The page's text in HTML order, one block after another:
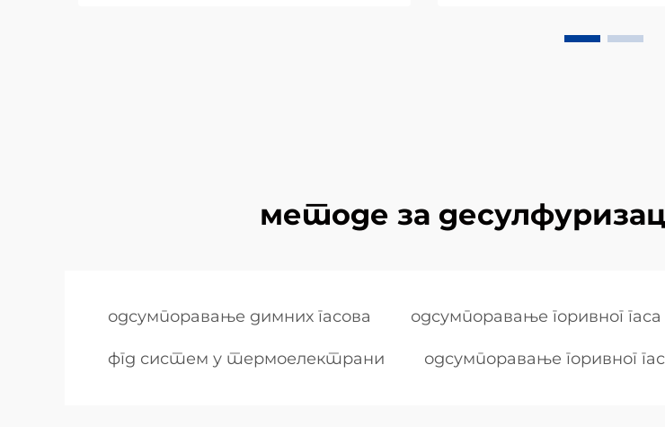
методе за
одсумпоравање димних гасова одсумпоравање горивног гаса
фгд систем у термоелектрани одсумпоравање горивног